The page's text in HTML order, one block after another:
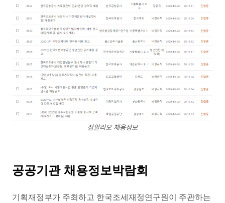
잡알리오 채용정보
공공기관 채용정보박람회
기획재정부가 주최하고 한국조세재정연구원이 주관하는